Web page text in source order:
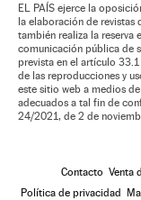
EL PAÍS ejerce la
la elaboración de revistas
también realiza la reserva
comunicación pública de
prevista en el artículo
de las reproducciones y
este sitio web a medios
adecuados a tal fin de
24/2021, de 2 de
Contacto Venta
Política de privacidad